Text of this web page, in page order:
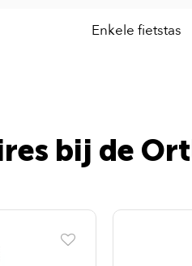
Enkele fietstas
bij de